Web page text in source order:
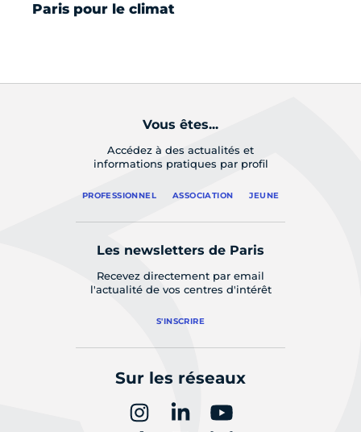
Paris pour le climat
Vous êtes...
Accédez à des actualités et
informations pratiques par profil
PROFESSIONNEL ASSOCIATION JEUNE
Les newsletters de Paris
Recevez directement par email
l'actualité de vos centres d'intérêt
S'INSCRIRE
Sur les réseaux